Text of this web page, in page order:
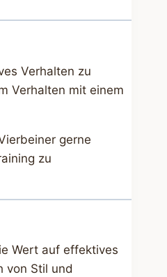
Verhalten zu
Verhalten mit einem
gerne
zu
Wert auf effektives
von Stil und